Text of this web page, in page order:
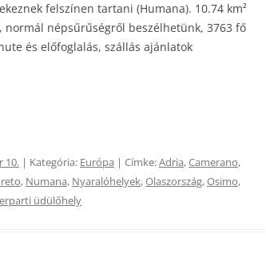
felszínen tartani (Humana). 10.74 km²
népsűrűségről beszélhetünk, 3763 fő
és előfoglalás, szállás ajánlatok
10. | Kategória: Európa | Címke:Adria,Camerano,
, Numana, Nyaralóhelyek,Olaszország,Osimo,
üdülőhely